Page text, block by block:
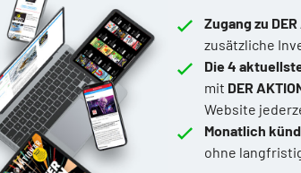
Zugang zu
zusätzliche
Die 4
mit DER
Website
Monatlich
ohne